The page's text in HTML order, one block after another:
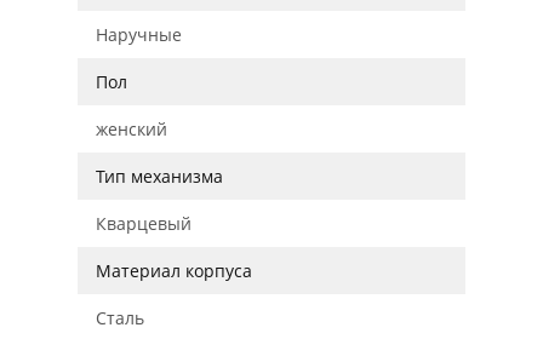
Наручные
Пол
женский
Тип механизма
Кварцевый
Материал корпуса
Сталь